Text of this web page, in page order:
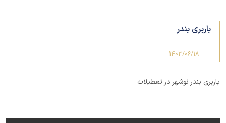
باربری بندر
باربری بندر نوشهر در تعطیلات